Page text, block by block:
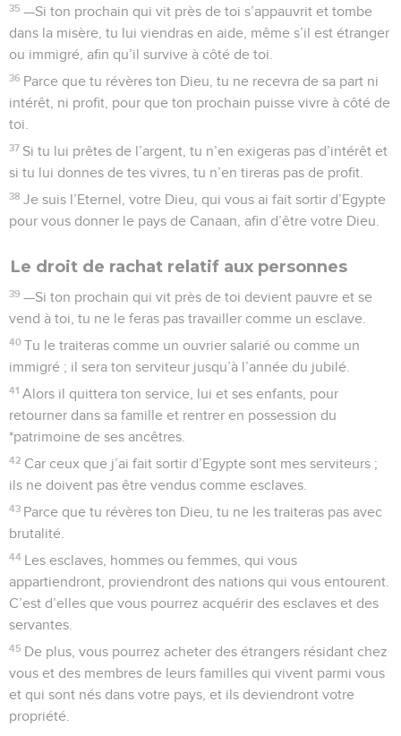
Malédictions
—Mais si vous ne m’écoutez pas, et si vous n’appliquez
si vous méprisez mes ordonnances et si vous rejetez mes
lois, pour ne plus appliquer tous mes commandements et
voici comment j’agirai envers vous : j’interviendrai pour
dépérissement et la fièvre qui terniront votre regard et
épuiseront votre vie. Vous répandrez en vain vos semences,
17
Je me retournerai contre vous : vous serez battus par vos
ennemis ; ceux qui vous haïssent domineront sur vous ; vous
fuirez même sans que personne ne vous poursuive.
18
Si malgré cela vous ne m’écoutez pas encore, je vous
infligerai, pour vos péchés, une correction sept fois plus
grande.
19 Je briserai la force dont vous vous enorgueillissez ; je
rendrai le ciel au-dessus de vous dur comme du fer, et votre
terre comme du bronze.
20 Vous épuiserez vos forces en vains efforts ; vos terres ne
produiront plus rien et les vergers ne porteront plus de fruit.
21 Si vous continuez à me résister en refusant de m’écouter,
je vous infligerai sept fois des coups pour vous punir de vos
péchés.
22 Je lâcherai contre vous les bêtes sauvages qui vous
raviront vos enfants, déchireront vos bêtes et vous réduiront
à un petit nombre, en sorte que vos chemins deviendront
déserts.
23 Et si, malgré ces châtiments, vous ne vous laissez pas
corriger par moi, si vous vous obstinez à me résister,